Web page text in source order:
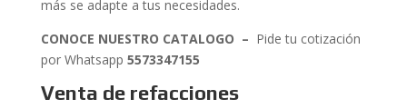
más se adapte a tus necesidades.
CONOCE NUESTRO CATALOGO – Pide tu cotización
por Whatsapp 5573347155
Venta de refacciones